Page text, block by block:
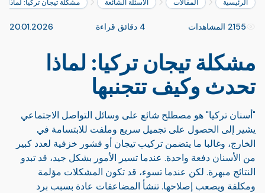
الرئيسية المقالات الأسئلة الشائعة مشكلة تيجان تركيا: لماذا
2155 المشاهدات 4 دقائق قراءة 20.01.2026
مشكلة تيجان تركيا: لماذا
تحدث وكيف تتجنبها
"أسنان تركيا" هو مصطلح شائع على وسائل التواصل الاجتماعي
يشير إلى الحصول على تجميل سريع وملفت للابتسامة في
الخارج، وغالبا ما يتضمن تركيب تيجان أو قشور خزفية لعدد كبير
من الأسنان دفعة واحدة. عندما تسير الأمور بشكل جيد، قد تبدو
النتائج مبهرة. لكن عندما تسوء، قد تكون المشكلات مؤلمة
ومكلفة ويصعب إصلاحها. تنشأ المضاعفات عادة بسبب برد